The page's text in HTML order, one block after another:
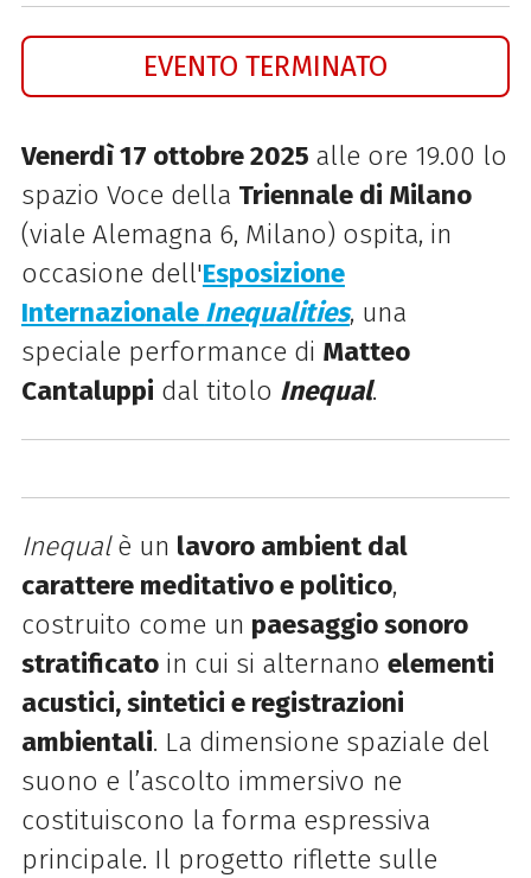
EVENTO TERMINATO
Venerdì 17 ottobre 2025 alle ore 19.00 lo
spazio Voce della Triennale di Milano
(viale Alemagna 6, Milano) ospita, in
occasione dell'Esposizione
Internazionale Inequalities, una
speciale performance di Matteo
Cantaluppi dal titolo Inequal.
Inequalè un lavoro ambient dal
carattere meditativo e politico,
costruito come un paesaggio sonoro
stratificatoin cui si alternano elementi
acustici, sintetici e registrazioni
ambientali. La dimensione spaziale del
suono e l’ascolto immersivo ne
costituiscono la forma espressiva
principale. Il progetto riflette sulle